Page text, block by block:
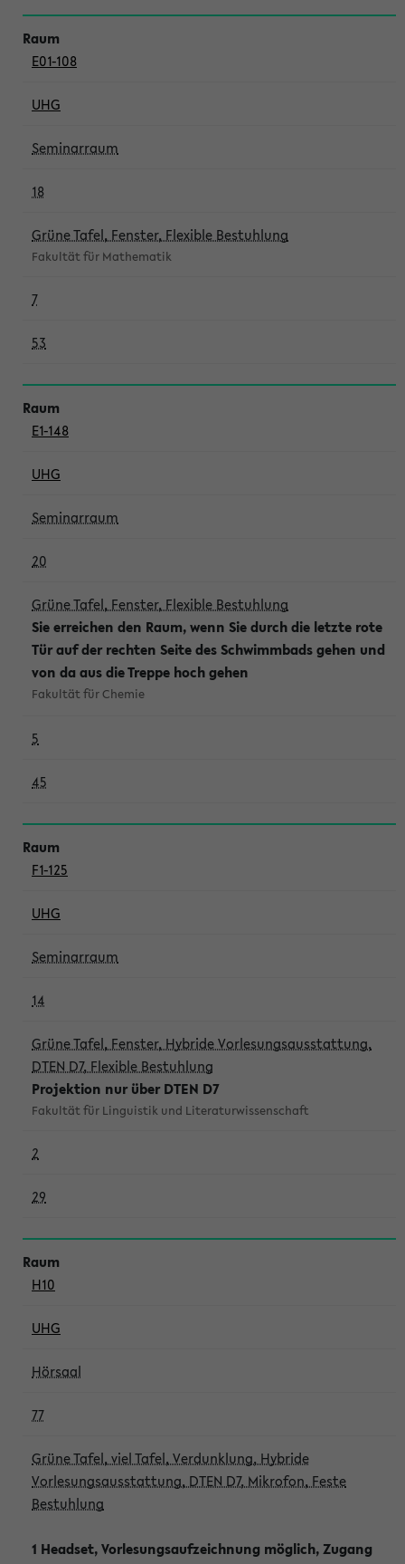
E01-108
UHG
Seminarraum
18
Grüne Tafel, Fenster, Flexible Bestuhlung
Fakultät für Mathematik
7
53
E1-148
UHG
Seminarraum
20
Grüne Tafel, Fenster, Flexible Bestuhlung
Sie erreichen den Raum, wenn Sie durch die letzte rote
Tür auf der rechten Seite des Schwimmbads gehen und
von da aus die Treppe hoch gehen
Fakultät für Chemie
5
45
F1-125
UHG
Seminarraum
14
Grüne Tafel, Fenster, Hybride Vorlesungsausstattung,
DTEN D7, Flexible Bestuhlung
Projektion nur über DTEN D7
Fakultät für Linguistik und Literaturwissenschaft
2
29
H10
UHG
Hörsaal
77
Grüne Tafel, viel Tafel, Verdunklung, Hybride
Vorlesungsausstattung, DTEN D7, Mikrofon, Feste
Bestuhlung
1 Headset, Vorlesungsaufzeichnung möglich, Zugang